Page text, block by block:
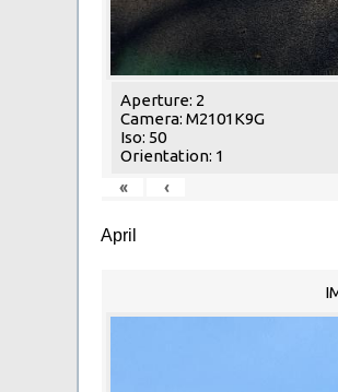
Aperture: 2
Camera: M2101K9G
Iso: 50
Orientation: 1
«
‹
April